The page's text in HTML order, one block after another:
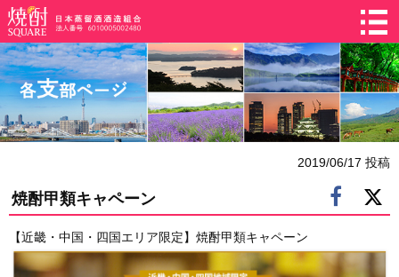
2019/06/17 投稿
焼酎甲類キャペーン
【近畿・中国・四国エリア限定】焼酎甲類キャペーン